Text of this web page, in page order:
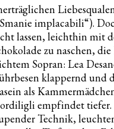
implacabili“).
lassen, leichthin mit
zu naschen,
Sopran: Lea
klappernd und
als
empfindet tiefer.
Technik,